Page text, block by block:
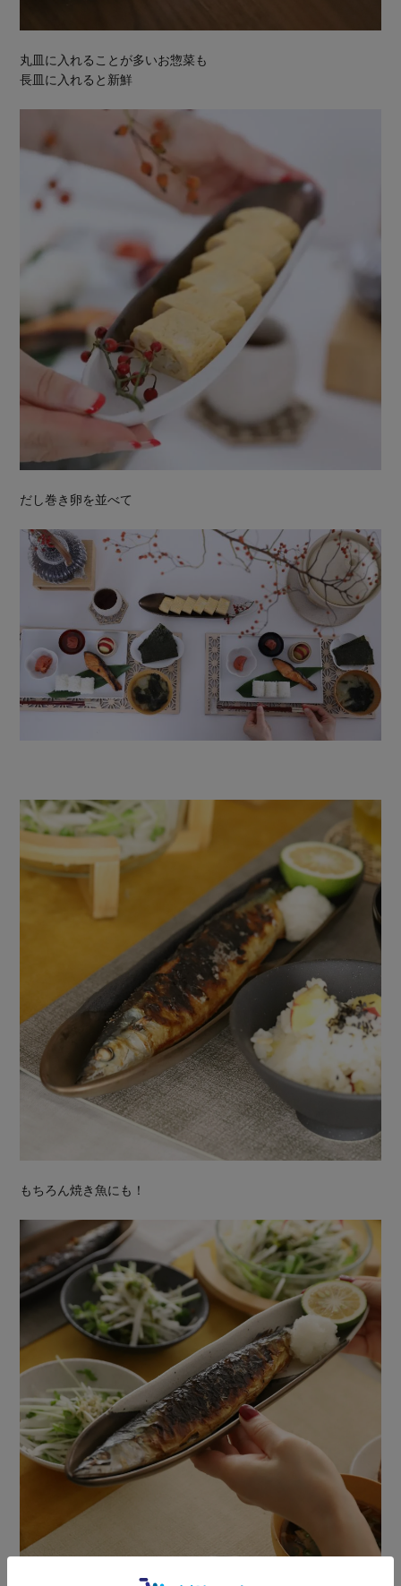
丸皿に入れることが多いお惣菜も
長皿に入れると新鮮
だし巻き卵を並べて
もちろん焼き魚にも！